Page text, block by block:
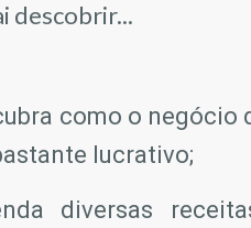
descobrir...
como o negócio
lucrativo;
diversas